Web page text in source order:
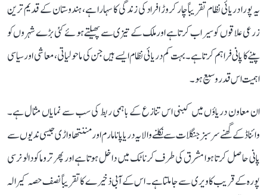
یہ پورا دریائی نظام تقریباً چار کروڑ افراد کی زندگی کا سہارا ہے، ہندوستان کے قدیم ترین
زرعی علاقوں کو سیراب کرتا ہے اور ملک کے تیزی سے پھیلتے ہوئے کئی بڑے شہروں کو
پینے کا پانی فراہم کرتا ہے۔ بہت کم دریائی نظام ایسے ہیں جن کی ماحولیاتی، معاشی اور سیاسی
اہمیت اس قدر وسیع ہو۔
ان معاون دریاؤں میں کبنی اس تنازع کے باہمی ربط کی سب سے نمایاں مثال ہے۔
وائناڈ کے گھنے سرسبز جنگلات سے نکلنے والا یہ دریا پانامارم اور مننتھاواڑی جیسی ندیوں سے
پانی حاصل کرتا ہوا مشرق کی طرف کرناٹک میں داخل ہوتا ہے اور پھر تروماکودالو نرسی
پورہ کے قریب کاویری سے جا ملتا ہے۔ اس کے آبی ذخیرے کا تقریباً نصف حصہ کیرالہ